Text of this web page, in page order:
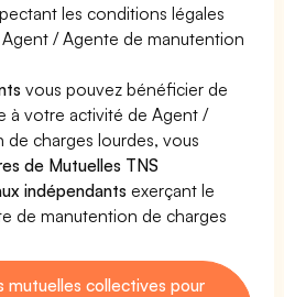
les conditions légales
/ Agente de manutention
vous pouvez bénéficier de
à votre activité de Agent /
charges lourdes, vous
de Mutuelles TNS
indépendants exerçant le
de manutention de charges
mutuelles collectives pour